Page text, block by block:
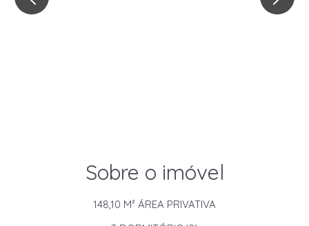
Sobre o imóvel
148,10 M² ÁREA PRIVATIVA